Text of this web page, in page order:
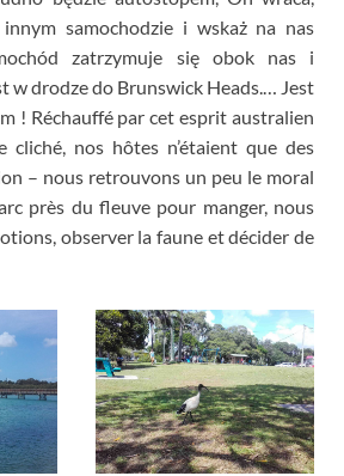
samochodzie i wskaż na nas
zatrzymuje się obok nas i
w drodze do Brunswick Heads.… Jest
! Réchauffé par cet esprit australien
cliché, nos hôtes n’étaient que des
– nous retrouvons un peu le moral
près du fleuve pour manger, nous
, observer la faune et décider de